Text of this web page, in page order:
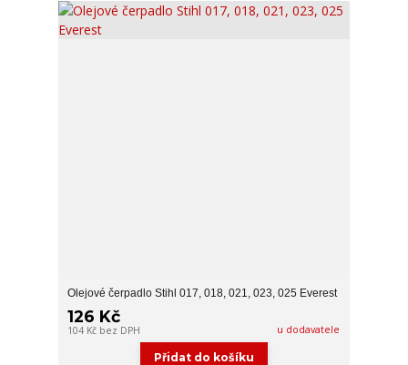
Olejové čerpadlo Stihl 017, 018, 021, 023, 025 Everest
126 Kč
104 Kč bez DPH u dodavatele
Přidat do košíku